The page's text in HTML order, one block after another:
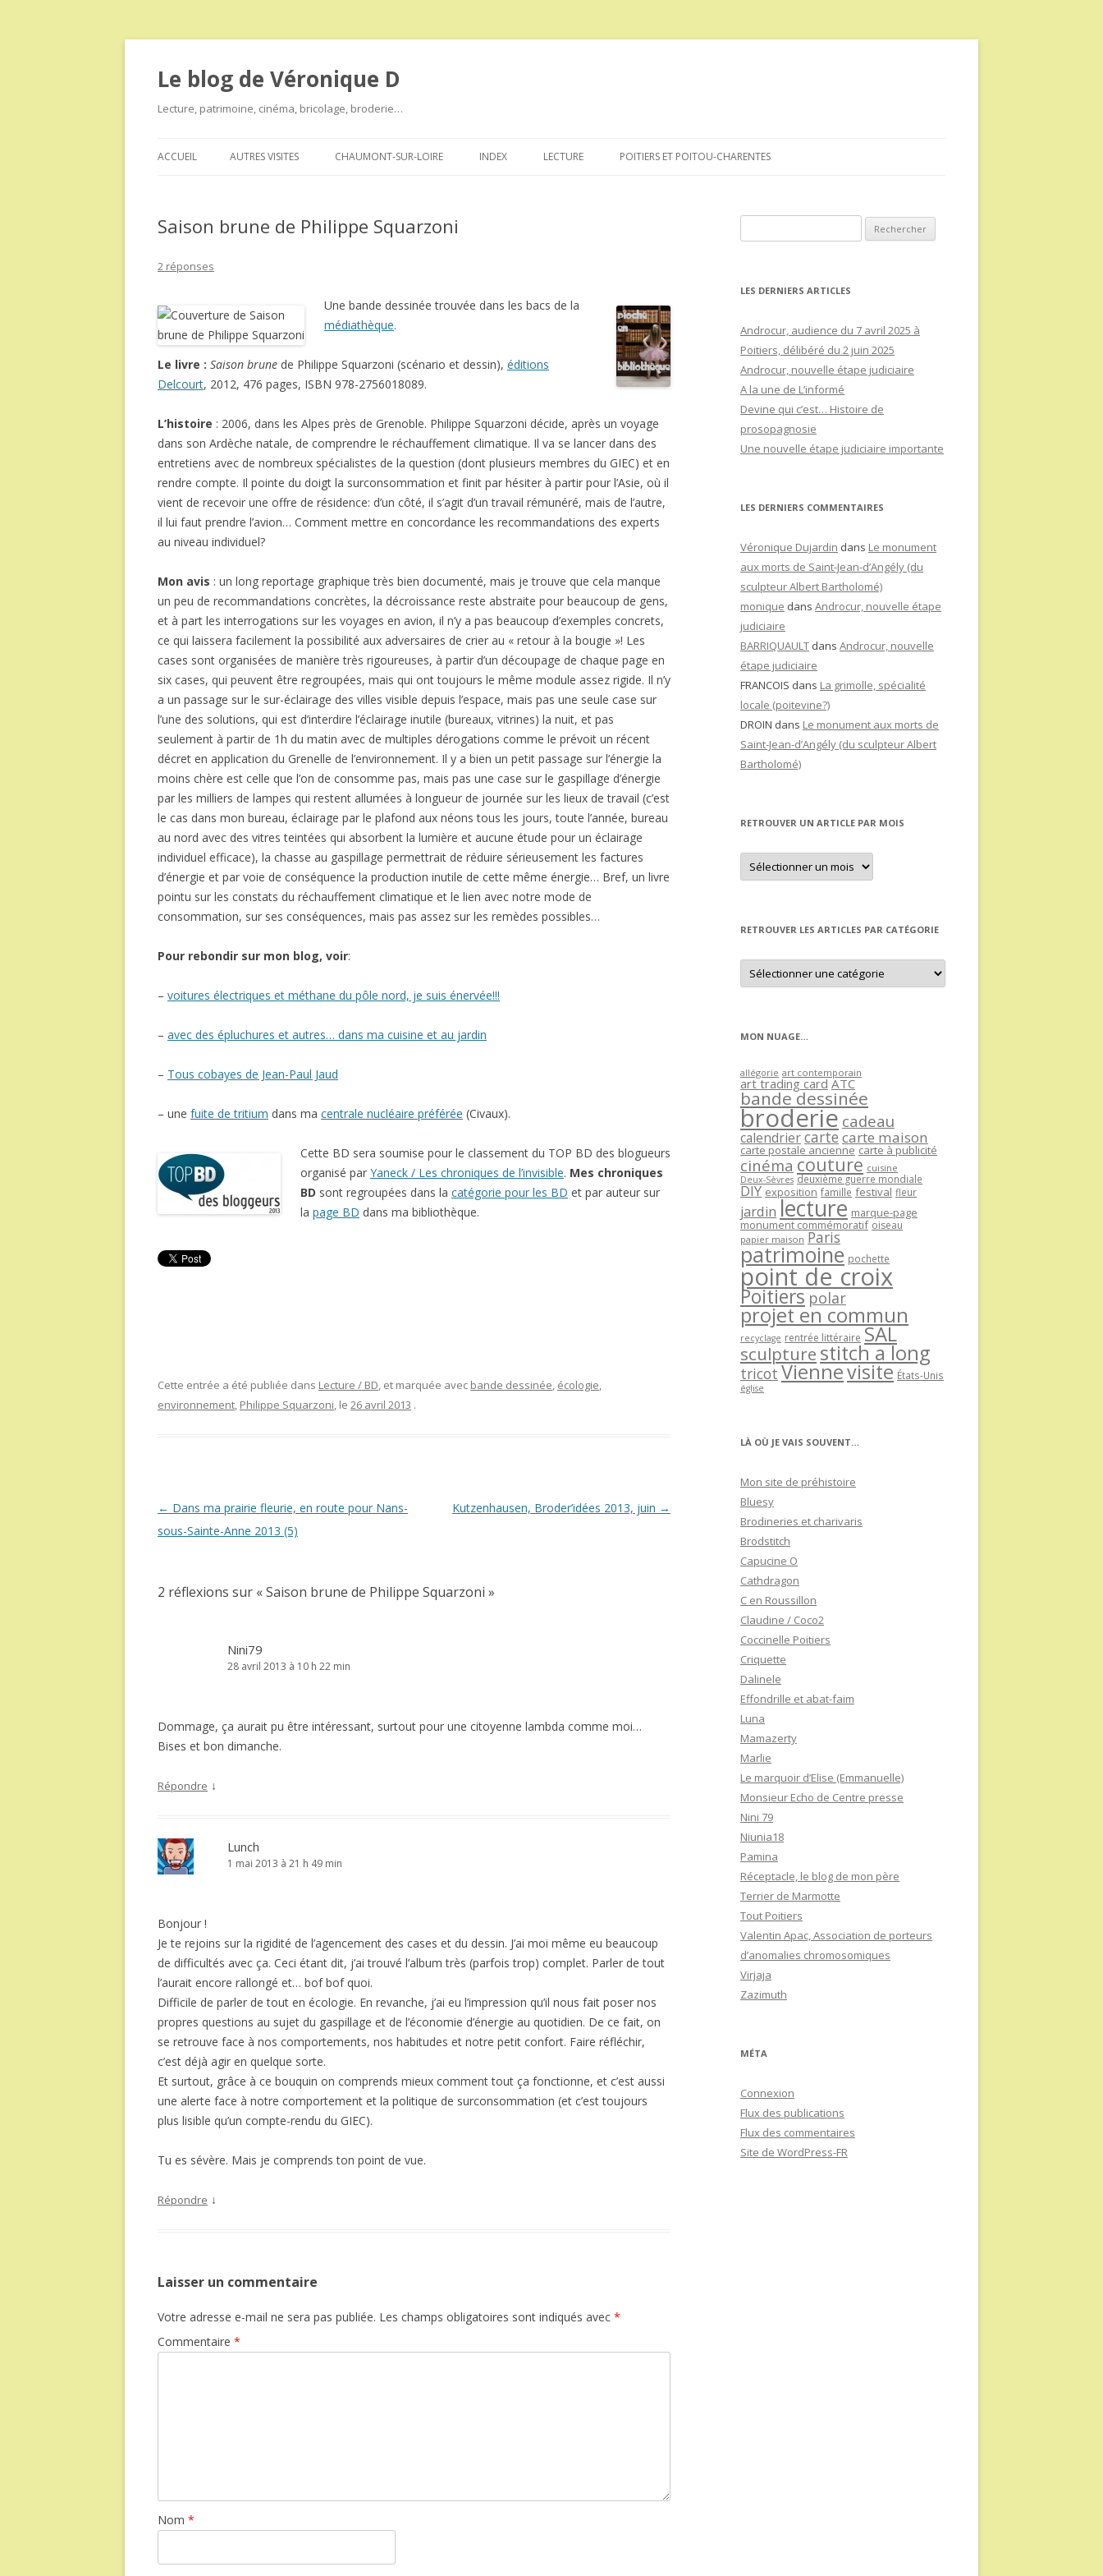
Le blog de Véronique D
Lecture, patrimoine, cinéma, bricolage, broderie…
au
ACCUEIL AUTRES VISITES CHAUMONT-SUR-LOIRE INDEX LECTURE POITIERS ET POITOU-CHARENTES
Saison brune de Philippe Squarzoni
2 réponses
Une bande dessinée trouvée dans les bacs de la
médiathèque.
Le livre : Saison brune de Philippe Squarzoni (scénario et dessin), éditions
Delcourt, 2012, 476 pages, ISBN 978-2756018089.
L’histoire : 2006, dans les Alpes près de Grenoble. Philippe Squarzoni décide, après un voyage
dans son Ardèche natale, de comprendre le réchauffement climatique. Il va se lancer dans des
entretiens avec de nombreux spécialistes de la question (dont plusieurs membres du GIEC) et en
rendre compte. Il pointe du doigt la surconsommation et finit par hésiter à partir pour l’Asie, où il
vient de recevoir une offre de résidence: d’un côté, il s’agit d’un travail rémunéré, mais de l’autre,
il lui faut prendre l’avion… Comment mettre en concordance les recommandations des experts
au niveau individuel?
Mon avis : un long reportage graphique très bien documenté, mais je trouve que cela manque
un peu de recommandations concrètes, la décroissance reste abstraite pour beaucoup de gens,
et à part les interrogations sur les voyages en avion, il n’y a pas beaucoup d’exemples concrets,
ce qui laissera facilement la possibilité aux adversaires de crier au « retour à la bougie »! Les
cases sont organisées de manière très rigoureuses, à partir d’un découpage de chaque page en
six cases, qui peuvent être regroupées, mais qui ont toujours le même module assez rigide. Il n’y
a un passage sur le sur-éclairage des villes visible depuis l’espace, mais pas une seule case sur
l’une des solutions, qui est d’interdire l’éclairage inutile (bureaux, vitrines) la nuit, et pas
seulement à partir de 1h du matin avec de multiples dérogations comme le prévoit un récent
décret en application du Grenelle de l’environnement. Il y a bien un petit passage sur l’énergie la
moins chère est celle que l’on de consomme pas, mais pas une case sur le gaspillage d’énergie
par les milliers de lampes qui restent allumées à longueur de journée sur les lieux de travail (c’est
le cas dans mon bureau, éclairage par le plafond aux néons tous les jours, toute l’année, bureau
au nord avec des vitres teintées qui absorbent la lumière et aucune étude pour un éclairage
individuel efficace), la chasse au gaspillage permettrait de réduire sérieusement les factures
d’énergie et par voie de conséquence la production inutile de cette même énergie… Bref, un livre
pointu sur les constats du réchauffement climatique et le lien avec notre mode de
consommation, sur ses conséquences, mais pas assez sur les remèdes possibles…
Pour rebondir sur mon blog, voir:
– voitures électriques et méthane du pôle nord, je suis énervée!!!
– avec des épluchures et autres… dans ma cuisine et au jardin
– Tous cobayes de Jean-Paul Jaud
– une fuite de tritium dans ma centrale nucléaire préférée (Civaux).
Cette BD sera soumise pour le classement du TOP BD des blogueurs
organisé par Yaneck / Les chroniques de l’invisible. Mes chroniques
BD sont regroupées dans la catégorie pour les BD et par auteur sur
la page BD dans ma bibliothèque.
Cette entrée a été publiée dans Lecture / BD, et marquée avec bande dessinée, écologie,
environnement, Philippe Squarzoni, le 26 avril 2013 .
Navigation
des
← Dans ma prairie fleurie, en route pour Nans-
sous-Sainte-Anne 2013 (5)
Kutzenhausen, Broder’idées 2013, juin →
2 réflexions sur «Saison brune de Philippe Squarzoni »
Nini79
28 avril 2013 à 10 h 22 min
Dommage, ça aurait pu être intéressant, surtout pour une citoyenne lambda comme moi…
Bises et bon dimanche.
Répondre ↓
Lunch
1 mai 2013 à 21 h 49 min
Bonjour !
Je te rejoins sur la rigidité de l’agencement des cases et du dessin. J’ai moi même eu beaucoup
de difficultés avec ça. Ceci étant dit, j’ai trouvé l’album très (parfois trop) complet. Parler de tout
l’aurait encore rallongé et… bof bof quoi.
Difficile de parler de tout en écologie. En revanche, j’ai eu l’impression qu’il nous fait poser nos
propres questions au sujet du gaspillage et de l’économie d’énergie au quotidien. De ce fait, on
se retrouve face à nos comportements, nos habitudes et notre petit confort. Faire réfléchir,
c’est déjà agir en quelque sorte.
Et surtout, grâce à ce bouquin on comprends mieux comment tout ça fonctionne, et c’est aussi
une alerte face à notre comportement et la politique de surconsommation (et c’est toujours
plus lisible qu’un compte-rendu du GIEC).
Tu es sévère. Mais je comprends ton point de vue.
Répondre ↓
Laisser un commentaire
Votre adresse e-mail ne sera pas publiée. Les champs obligatoires sont indiqués avec *
Commentaire *
Nom *
LES DERNIERS ARTICLES
Androcur, audience du 7 avril 2025 à
Poitiers, délibéré du 2 juin 2025
Androcur, nouvelle étape judiciaire
A la une de L’informé
Devine qui c’est… Histoire de
prosopagnosie
Une nouvelle étape judiciaire importante
LES DERNIERS COMMENTAIRES
Véronique Dujardin dans Le monument
aux morts de Saint-Jean-d’Angély (du
sculpteur Albert Bartholomé)
monique dans Androcur, nouvelle étape
judiciaire
BARRIQUAULT dans Androcur, nouvelle
étape judiciaire
FRANCOIS dans La grimolle, spécialité
locale (poitevine?)
DROIN dans Le monument aux morts de
Saint-Jean-d’Angély (du sculpteur Albert
Bartholomé)
RETROUVER UN ARTICLE PAR MOIS
Retrouver
un
article
RETROUVER LES ARTICLES PAR CATÉGORIE
Retrouver
les
articles
MON NUAGE…
allégorie art contemporain
art trading card ATC
bande dessinée
broderie cadeau
calendriercartecarte maison
carte postale ancienne carte à publicité
cinéma couture cuisine
Deux-Sèvres deuxième guerre mondiale
DIY exposition famille festival fleur
jardin lecture marque-page
monument commémoratif oiseau
papier maison Paris
patrimoine pochette
point de croix
Poitiers polar
projet en commun
recyclage rentrée littéraire SAL
sculpture stitch a long
tricot Viennevisite États-Unis
église
LÀ OÙ JE VAIS SOUVENT…
Mon site de préhistoire
Bluesy
Brodineries et charivaris
Brodstitch
Capucine O
Cathdragon
C en Roussillon
Claudine / Coco2
Coccinelle Poitiers
Criquette
Dalinele
Effondrille et abat-faim
Luna
Mamazerty
Marlie
Le marquoir d’Elise (Emmanuelle)
Monsieur Echo de Centre presse
Nini 79
Niunia18
Pamina
Réceptacle, le blog de mon père
Terrier de Marmotte
Tout Poitiers
Valentin Apac, Association de porteurs
d’anomalies chromosomiques
Virjaja
Zazimuth
MÉTA
Connexion
Flux des publications
Flux des commentaires
Site de WordPress-FR